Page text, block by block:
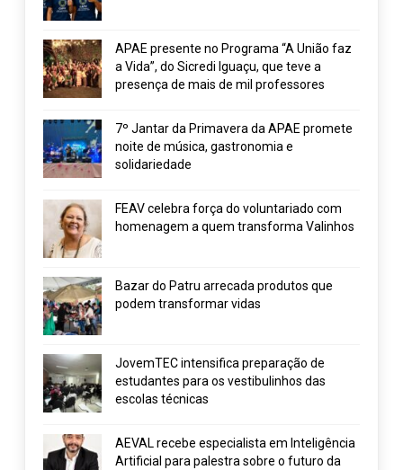
APAE presente no Programa “A União faz
a Vida”, do Sicredi Iguaçu, que teve a
presença de mais de mil professores
7º Jantar da Primavera da APAE promete
noite de música, gastronomia e
solidariedade
FEAV celebra força do voluntariado com
homenagem a quem transforma Valinhos
Bazar do Patru arrecada produtos que
podem transformar vidas
JovemTEC intensifica preparação de
estudantes para os vestibulinhos das
escolas técnicas
AEVAL recebe especialista em Inteligência
Artificial para palestra sobre o futuro da